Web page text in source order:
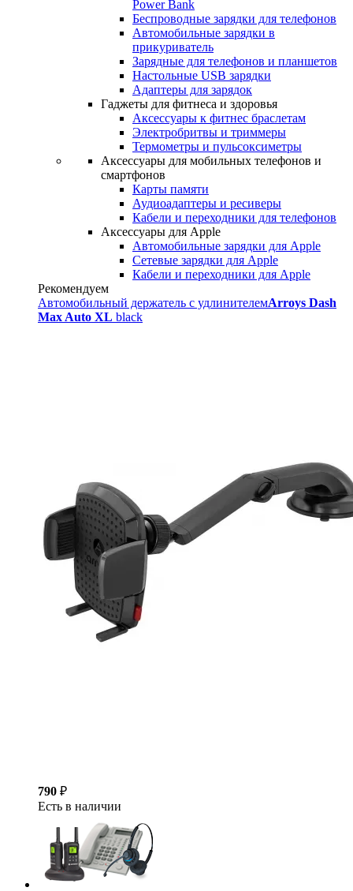
Power Bank
Беспроводные зарядки для телефонов
Автомобильные зарядки в
прикуриватель
Зарядные для телефонов и планшетов
Настольные USB зарядки
Адаптеры для зарядок
Гаджеты для фитнеса и здоровья
Аксессуары к фитнес браслетам
Электробритвы и триммеры
Термометры и пульсоксиметры
Аксессуары для мобильных телефонов и
смартфонов
Карты памяти
Аудиоадаптеры и ресиверы
Кабели и переходники для телефонов
Аксессуары для Apple
Автомобильные зарядки для Apple
Сетевые зарядки для Apple
Кабели и переходники для Apple
Рекомендуем
Автомобильный держатель с удлинителемArroys Dash
Max Auto XL black
790 ₽
Есть в наличии